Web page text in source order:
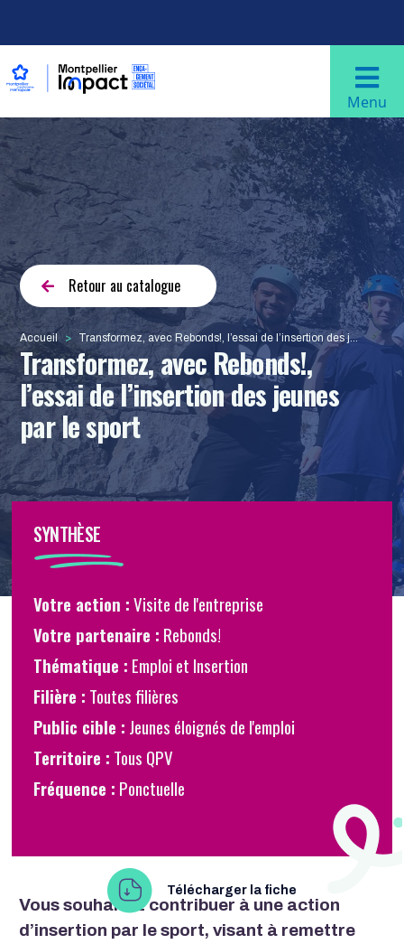
Navigation principale
Menu
Retour au catalogue
Accueil Transformez, avec Rebonds!, l’essai de l’insertion des jeunes par le sport
Transformez, avec Rebonds!,
l’essai de l’insertion des jeunes
par le sport
Vous souhaitez contribuer à une action
d’insertion par le sport, visant à remettre
SYNTHÈSE
Votre action :Visite de l'entreprise
Votre partenaire : Partenaire
Rebonds!
Thématique : Emploi et Insertion
Filière : Toutes filières
Public cible : Jeunes éloignés de l'emploi
Territoire : Tous QPV
Fréquence : Ponctuelle
Télécharger la fiche